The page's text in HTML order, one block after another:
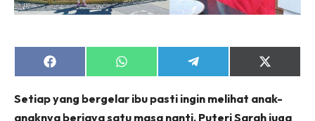
Share
on
Share
on
Share
on
Share
on
(Twitter)
Setiap yang bergelar ibu pasti ingin melihat anak-
anaknya berjaya satu masa nanti. Puteri Sarah juga